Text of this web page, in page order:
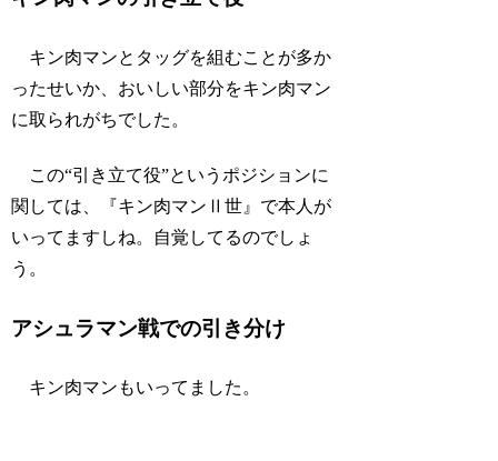
キン肉マンとタッグを組むことが多か
ったせいか、おいしい部分をキン肉マン
に取られがちでした。
この“引き立て役”というポジションに
関しては、『キン肉マンⅡ世』で本人が
いってますしね。自覚してるのでしょ
う。
アシュラマン戦での引き分け
キン肉マンもいってました。